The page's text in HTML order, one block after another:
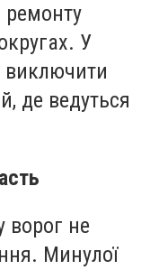
ремонту
У
виключити
де ведуться
ворог не
Минулої